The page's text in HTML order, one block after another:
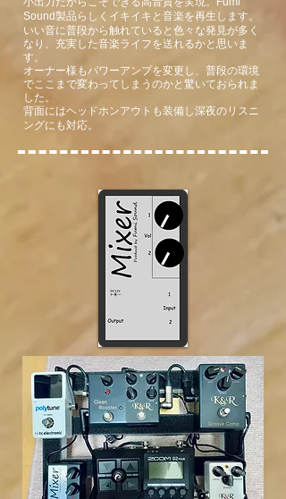
Sound製品らしくイキイキと音楽を再生します。
いい音に普段から触れていると色々な発見が多く
なり、充実した音楽ライフを送れるかと思いま
す。
​オーナー様もパワーアンプを変更し、普段の環境
でここまで変わってしまうのかと驚いておられま
した。
背面にはヘッドホンアウトも装備し深夜のリスニ
ングにも対応。